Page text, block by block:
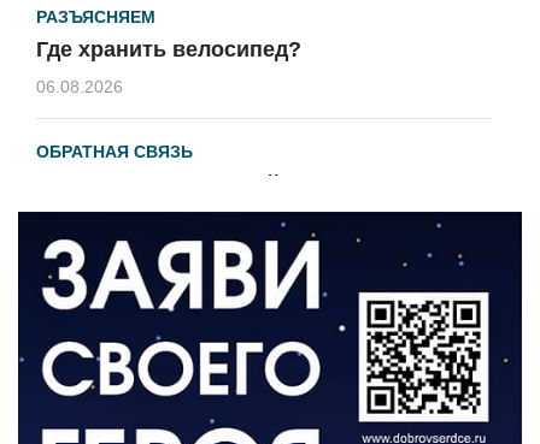
РАЗЪЯСНЯЕМ
Где хранить велосипед?
06.08.2026
ОБРАТНАЯ СВЯЗЬ
Администрация онлайн
ВЛАСТЬ
День памяти и «Симфония народов»
06.08.2026